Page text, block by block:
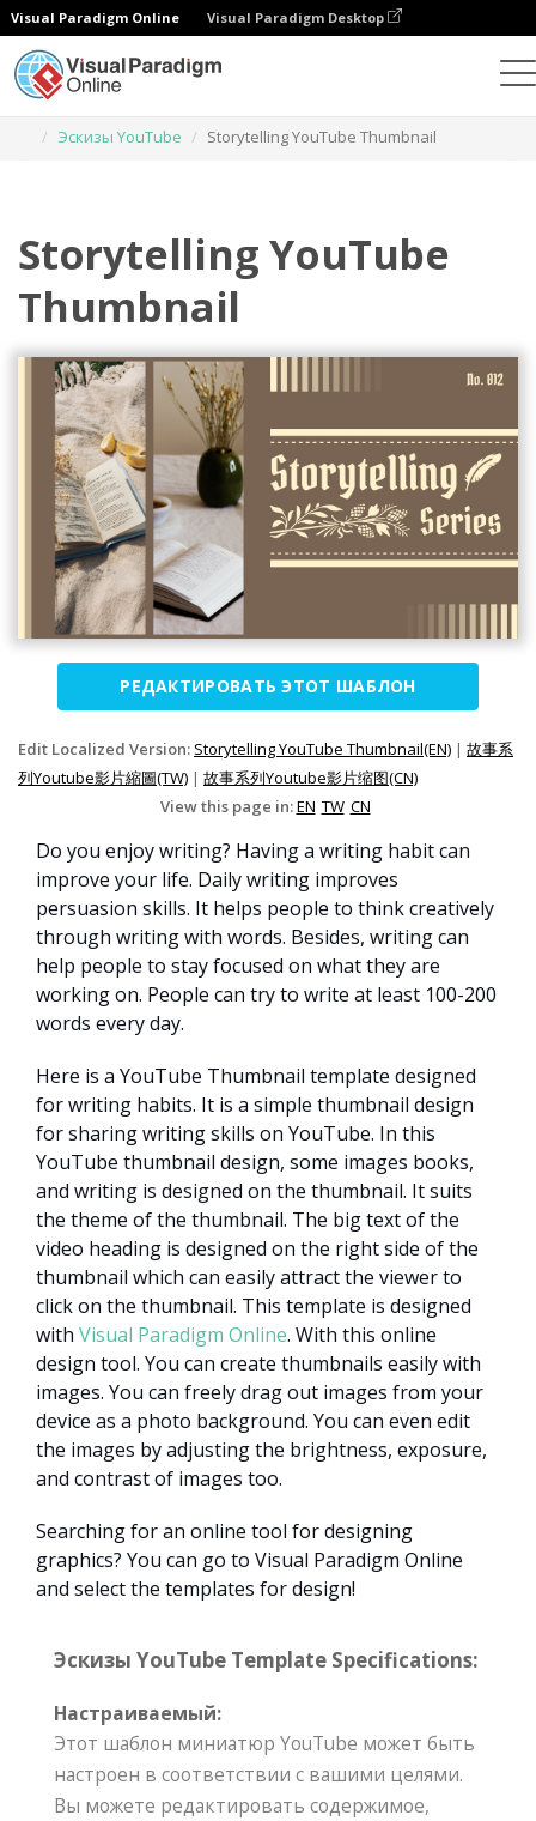
Visual Paradigm Online Visual Paradigm Desktop
Эскизы YouTube
Storytelling YouTube Thumbnail
Storytelling YouTube
Thumbnail
РЕДАКТИРОВАТЬ ЭТОТ ШАБЛОН
Edit Localized Version: Storytelling YouTube Thumbnail(EN) | 故事系
列Youtube影片縮圖(TW) | 故事系列Youtube影片缩图(CN)
View this page in:EN TW CN
Do you enjoy writing? Having a writing habit can
improve your life. Daily writing improves
persuasion skills. It helps people to think creatively
through writing with words. Besides, writing can
help people to stay focused on what they are
working on. People can try to write at least 100-200
words every day.
Here is a YouTube Thumbnail template designed
for writing habits. It is a simple thumbnail design
for sharing writing skills on YouTube. In this
YouTube thumbnail design, some images books,
and writing is designed on the thumbnail. It suits
the theme of the thumbnail. The big text of the
video heading is designed on the right side of the
thumbnail which can easily attract the viewer to
click on the thumbnail. This template is designed
with Visual Paradigm Online. With this online
design tool. You can create thumbnails easily with
images. You can freely drag out images from your
device as a photo background. You can even edit
the images by adjusting the brightness, exposure,
and contrast of images too.
Searching for an online tool for designing
graphics? You can go to Visual Paradigm Online
and select the templates for design!
Эскизы YouTube Template Specifications:
Настраиваемый:
Этот шаблон миниатюр YouTube может быть
настроен в соответствии с вашими целями.
Вы можете редактировать содержимое,